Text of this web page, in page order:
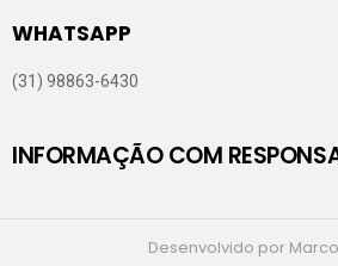
WHATSAPP
(31) 98863-6430
INFORMAÇÃO COM
Desenvolvido por